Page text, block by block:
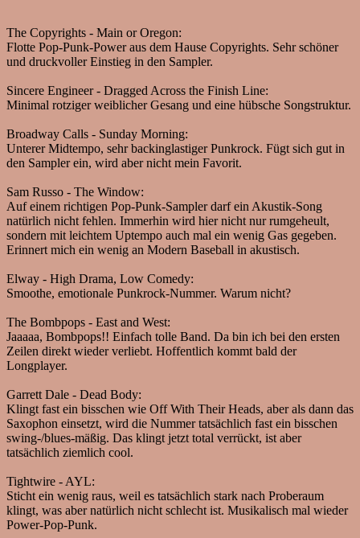
The Copyrights - Main or Oregon:
Flotte Pop-Punk-Power aus dem Hause Copyrights. Sehr schöner
und druckvoller Einstieg in den Sampler.
Sincere Engineer - Dragged Across the Finish Line:
Minimal rotziger weiblicher Gesang und eine hübsche Songstruktur.
Broadway Calls - Sunday Morning:
Unterer Midtempo, sehr backinglastiger Punkrock. Fügt sich gut in
den Sampler ein, wird aber nicht mein Favorit.
Sam Russo - The Window:
Auf einem richtigen Pop-Punk-Sampler darf ein Akustik-Song
natürlich nicht fehlen. Immerhin wird hier nicht nur rumgeheult,
sondern mit leichtem Uptempo auch mal ein wenig Gas gegeben.
Erinnert mich ein wenig an Modern Baseball in akustisch.
Elway - High Drama, Low Comedy:
Smoothe, emotionale Punkrock-Nummer. Warum nicht?
The Bombpops - East and West:
Jaaaaa, Bombpops!! Einfach tolle Band. Da bin ich bei den ersten
Zeilen direkt wieder verliebt. Hoffentlich kommt bald der
Longplayer.
Garrett Dale - Dead Body:
Klingt fast ein bisschen wie Off With Their Heads, aber als dann das
Saxophon einsetzt, wird die Nummer tatsächlich fast ein bisschen
swing-/blues-mäßig. Das klingt jetzt total verrückt, ist aber
tatsächlich ziemlich cool.
Tightwire - AYL:
Sticht ein wenig raus, weil es tatsächlich stark nach Proberaum
klingt, was aber natürlich nicht schlecht ist. Musikalisch mal wieder
Power-Pop-Punk.